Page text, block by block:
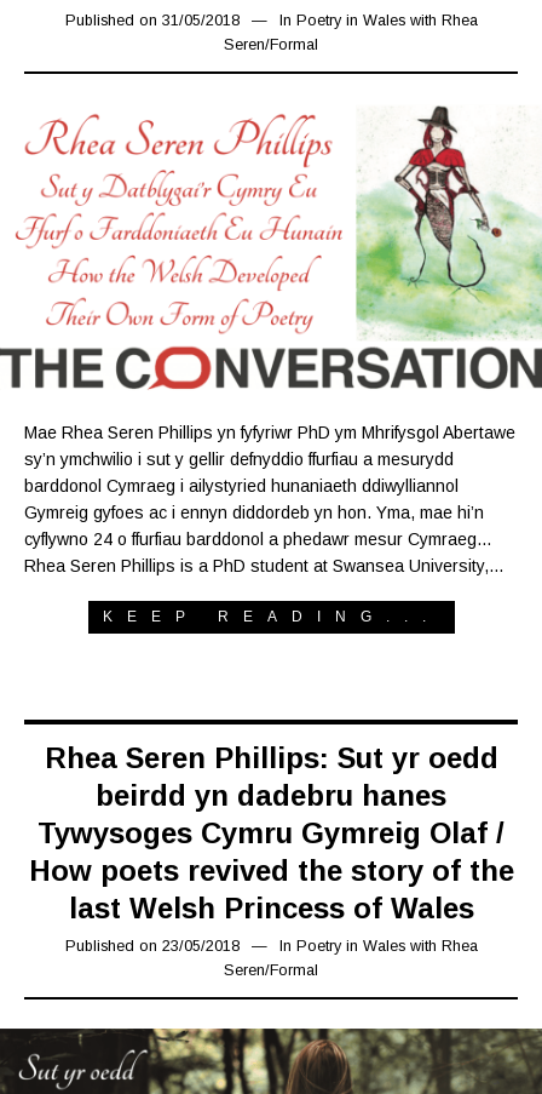
Published on 31/05/201815/03/2019
In Poetry in Wales with Rhea
Seren/Formal
Mae Rhea Seren Phillips yn fyfyriwr PhD ym Mhrifysgol Abertawe
sy’n ymchwilio i sut y gellir defnyddio ffurfiau a mesurydd
barddonol Cymraeg i ailystyried hunaniaeth ddiwylliannol
Gymreig gyfoes ac i ennyn diddordeb yn hon. Yma, mae hi’n
cyflywno 24 o ffurfiau barddonol a phedawr mesur Cymraeg…
Rhea Seren Phillips is a PhD student at Swansea University,…
KEEP READING...
Rhea Seren Phillips: Sut yr oedd
beirdd yn dadebru hanes
Tywysoges Cymru Gymreig Olaf /
How poets revived the story of the
last Welsh Princess of Wales
Published on 23/05/201815/03/2019
In Poetry in Wales with Rhea
Seren/Formal